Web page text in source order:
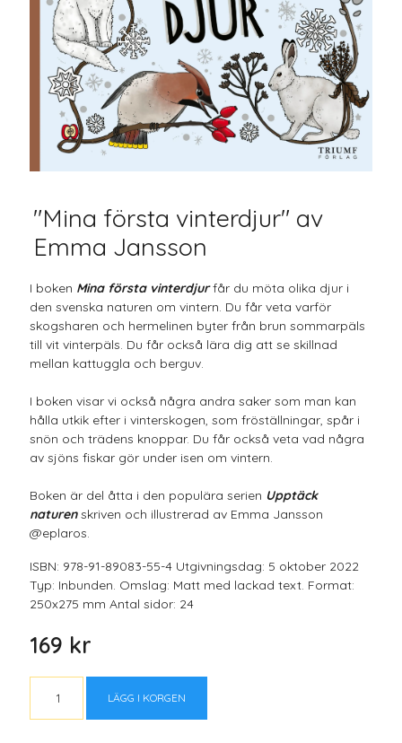
"Mina första vinterdjur" av
Emma Jansson
I boken Mina första vinterdjur får du möta olika djur i
den svenska naturen om vintern. Du får veta varför
skogsharen och hermelinen byter från brun sommarpäls
till vit vinterpäls. Du får också lära dig att se skillnad
mellan kattuggla och berguv.
I boken visar vi också några andra saker som man kan
hålla utkik efter i vinterskogen, som fröställningar, spår i
snön och trädens knoppar. Du får också veta vad några
av sjöns fiskar gör under isen om vintern.
Boken är del åtta i den populära serien Upptäck
naturen skriven och illustrerad av Emma Jansson
@eplaros.
ISBN: 978-91-89083-55-4 Utgivningsdag: 5 oktober 2022
Typ: Inbunden. Omslag: Matt med lackad text. Format:
250x275 mm Antal sidor: 24
169 kr
LÄGG I KORGEN